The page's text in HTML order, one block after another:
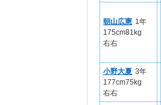
朝山広憲 1年
175cm81kg
右右
小野大夏 3年
177cm75kg
右右